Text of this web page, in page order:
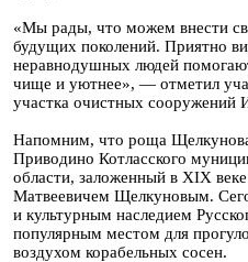
«Мы рады, что можем внести
будущих поколений. Приятно
неравнодушных людей
чище и уютнее», — отметил
участка очистных сооружений
Напомним, что роща
Приводино Котласского
области, заложенный в XIX
Матвеевичем Щелкуновым.
и культурным наследием
популярным местом для
воздухом корабельных сосен.